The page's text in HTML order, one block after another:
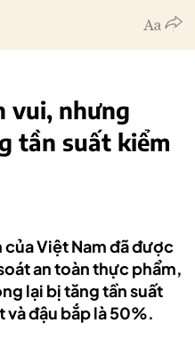
vui, nhưng
tần suất kiểm
của Việt Nam đã được
an toàn thực phẩm,
lại bị tăng tần suất
đậu bắp là 50%.